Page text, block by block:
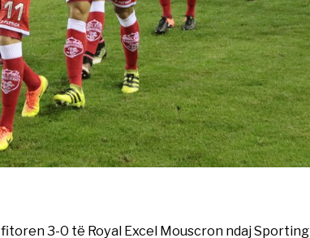
3-0 të Royal Excel Mouscron ndaj Sporting